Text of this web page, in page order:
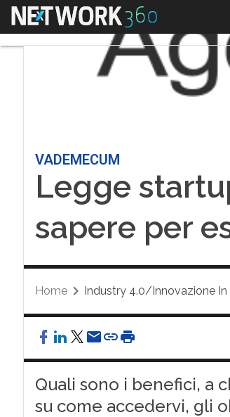
Menu
VADEMECUM
Legge
sapere per
Home Industry 4.0/Innovazione In
Quali sono i benefici, a
su come accedervi, gli